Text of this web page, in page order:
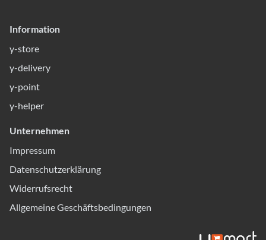
Information
y-store
y-delivery
y-point
y-helper
Unternehmen
Impressum
Datenschutzerklärung
Widerrufsrecht
Allgemeine Geschäftsbedingungen